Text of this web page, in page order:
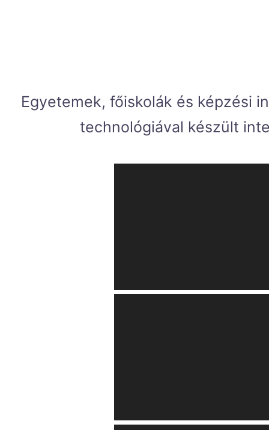
Egyetemek, főiskolák és képzési
technológiával készült